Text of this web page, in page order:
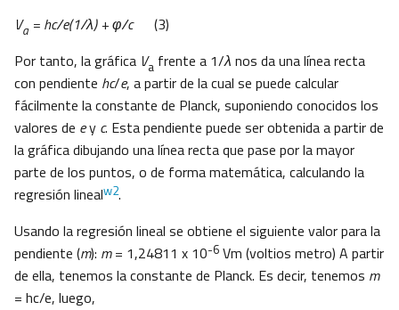
Va= hc/e(1/λ) + φ/c (3)
Por tanto, la gráfica Va frente a 1/λ nos da una línea recta
con pendiente hc/e, a partir de la cual se puede calcular
fácilmente la constante de Planck, suponiendo conocidos los
valores de ey c. Esta pendiente puede ser obtenida a partir de
la gráfica dibujando una línea recta que pase por la mayor
parte de los puntos, o de forma matemática, calculando la
regresión linealw2.
Usando la regresión lineal se obtiene el siguiente valor para la
pendiente (m): m= 1,24811 x 10-6 Vm (voltios metro) A partir
de ella, tenemos la constante de Planck. Es decir, tenemos m
= hc/e, luego,